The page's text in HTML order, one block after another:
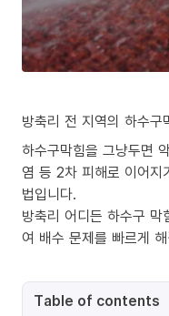
방축리 전 지역의 하수
하수구막힘을 그냥두면
염 등 2차 피해로 이어지
법입니다.
방축리 어디든 하수구
여 배수 문제를 빠르게
Table of contents